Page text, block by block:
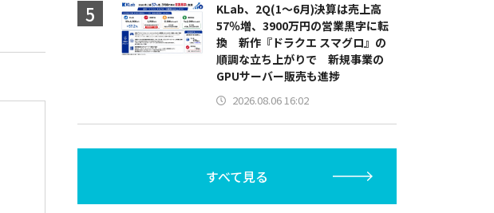
KLab、2Q(1～6月)決算は売上高
57％増、3900万円の営業黒字に転
換 新作『ドラクエ スマグロ』の
順調な立ち上がりで 新規事業の
GPUサーバー販売も進捗
2026.08.06 16:02
すべて見る